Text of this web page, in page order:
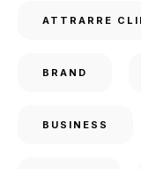
ATTRARRE
BRAND
BUSINESS